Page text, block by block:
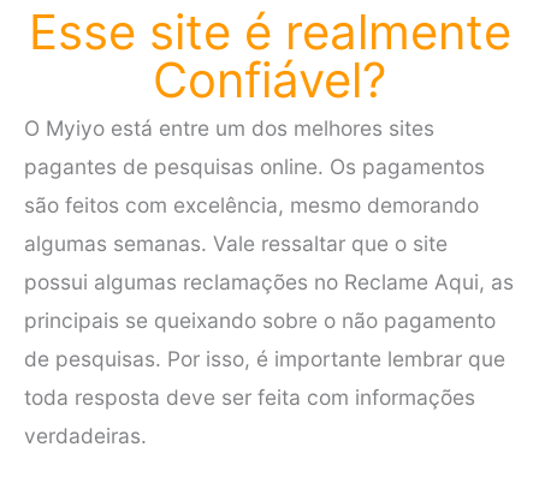
Esse site é realmente
Confiável?
O Myiyo está entre um dos melhores sites
pagantes de pesquisas online. Os pagamentos
são feitos com excelência, mesmo demorando
algumas semanas. Vale ressaltar que o site
possui algumas reclamações no Reclame Aqui, as
principais se queixando sobre o não pagamento
de pesquisas. Por isso, é importante lembrar que
toda resposta deve ser feita com informações
verdadeiras.